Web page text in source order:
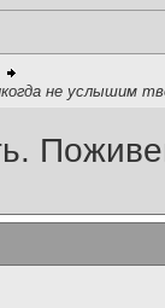
не услышим